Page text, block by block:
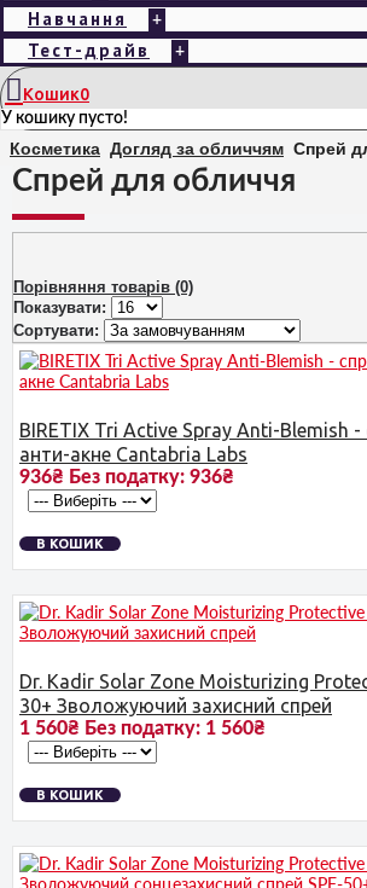
Навчання +
Тест-драйв +
Кошик0
У кошику пусто!
Косметика Догляд за обличчям Спрей
Спрей для обличчя
Порівняння товарів (0)
Показувати:
Сортувати:
BIRETIX Tri Active Spray Anti-Blemish -
анти-акне Cantabria Labs
936₴ Без податку: 936₴
В КОШИК
Dr. Kadir Solar Zone Moisturizing
30+ Зволожуючий захисний спрей
1 560₴ Без податку: 1 560₴
В КОШИК